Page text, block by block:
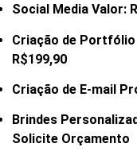
Social Media Valor:
Criação de
R$199,90
Criação de E-mail
Brindes
Solicite Orçamento